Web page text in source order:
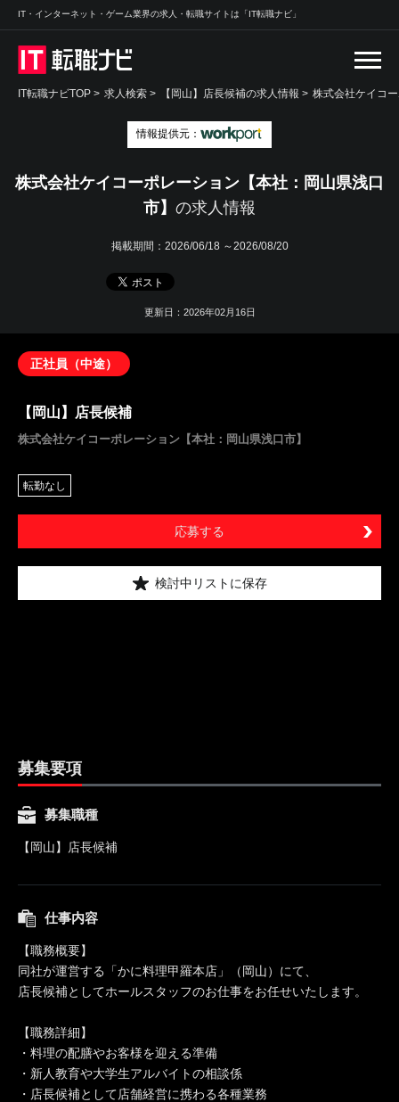
IT・インターネット・ゲーム業界の求人・転職サイトは「IT転職ナビ」
IT転職ナビTOP > 求人検索 > 【岡山】店長候補の求人情報 > 株式会社ケイコ
情報提供元：
株式会社ケイコーポレーション【本社：岡山県浅口
市】 の求人情報
掲載期間： 2026/06/18 ～2026/08/20
更新日：2026年02月16日
正社員（中途）
【岡山】店長候補
株式会社ケイコーポレーション【本社：岡山県浅口市】
転勤なし
応募する
検討中リストに保存
募集要項
募集職種
【岡山】店長候補
仕事内容
【職務概要】
同社が運営する「かに料理甲羅本店」（岡山）にて、
店長候補としてホールスタッフのお仕事をお任せいたします。
【職務詳細】
・料理の配膳やお客様を迎える準備
・新人教育や大学生アルバイトの相談係
・店長候補として店舗経営に携わる各種業務